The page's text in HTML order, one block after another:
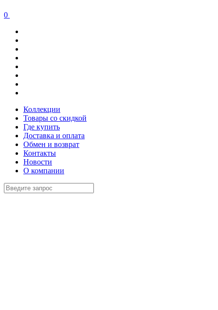
0
Коллекции
Товары со скидкой
Где купить
Доставка и оплата
Обмен и возврат
Контакты
Новости
О компании